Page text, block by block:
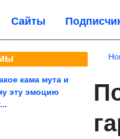
Сайты
кама мута и
эту эмоцию